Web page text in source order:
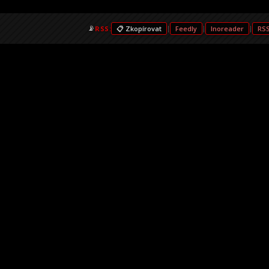
📡 RSS: 📋 Zkopírovat | Feedly | Inoreader | RSS